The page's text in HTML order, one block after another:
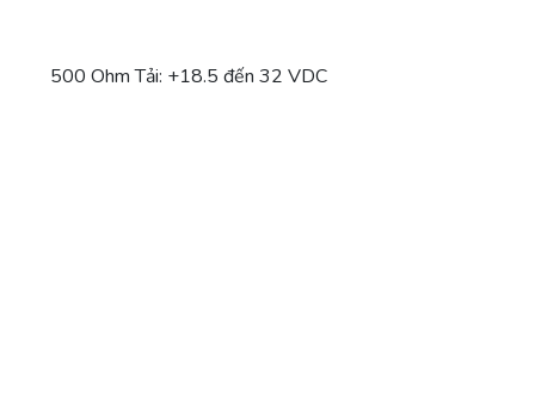
500 Ohm Tải: +18.5 đến 32 VDC